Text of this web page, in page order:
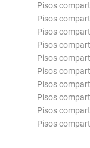
Pisos
Pisos
Pisos
Pisos
Pisos
Pisos
Pisos
Pisos
Pisos
Pisos